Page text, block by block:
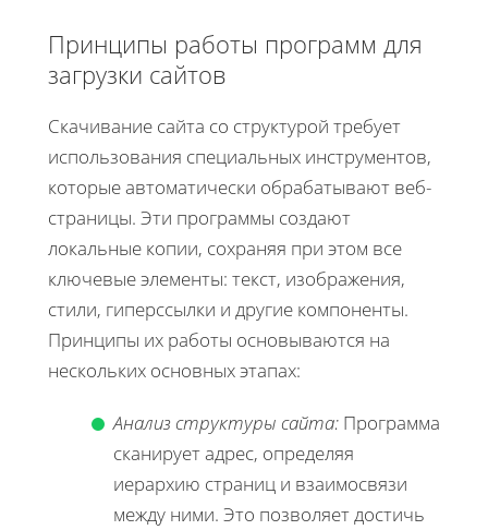
Принципы работы программ для
загрузки сайтов
Скачивание сайта со структурой требует
использования специальных инструментов,
которые автоматически обрабатывают веб-
страницы. Эти программы создают
локальные копии, сохраняя при этом все
ключевые элементы: текст, изображения,
стили, гиперссылки и другие компоненты.
Принципы их работы основываются на
нескольких основных этапах:
Анализ структуры сайта: Программа
сканирует адрес, определяя
иерархию страниц и взаимосвязи
между ними. Это позволяет достичь